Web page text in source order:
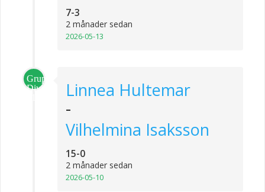
7-3
2 månader sedan
2026-05-13
Grupp
Division
Linnea Hultemar
-
Vilhelmina Isaksson
15-0
2 månader sedan
2026-05-10